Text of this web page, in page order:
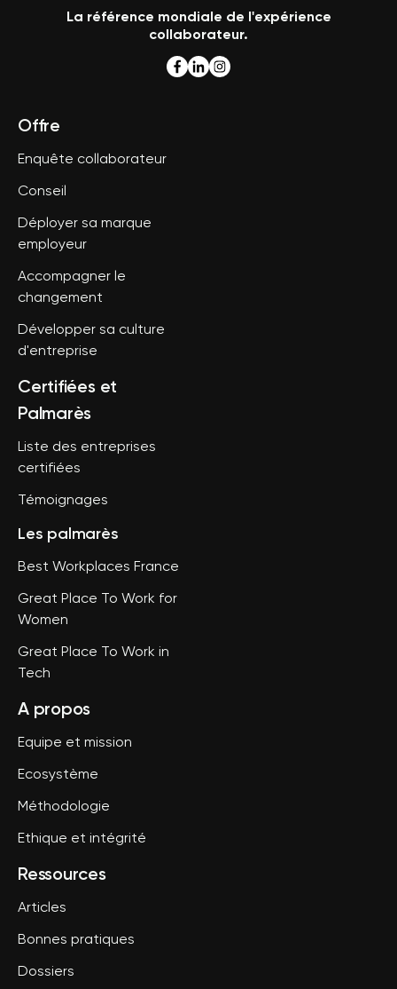
La référence mondiale de l'expérience
collaborateur.
Offre
Enquête collaborateur
Conseil
Déployer sa marque
employeur
Accompagner le
changement
Développer sa culture
d'entreprise
Certifiées et
Palmarès
Liste des entreprises
certifiées
Témoignages
Les palmarès
Best Workplaces France
Great Place To Work for
Women
Great Place To Work in
Tech
A propos
Equipe et mission
Ecosystème
Méthodologie
Ethique et intégrité
Ressources
Articles
Bonnes pratiques
Dossiers